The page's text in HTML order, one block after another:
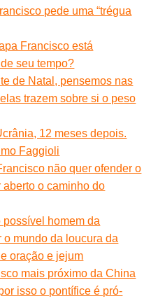
pede uma “trégua
Francisco está
seu tempo?
de Natal, pensemos nas
trazem sobre si o peso
12 meses depois.
Faggioli
não quer ofender o
o caminho do
homem da
o mundo da loucura da
oração e jejum
mais próximo da China
isso o pontífice é pró-